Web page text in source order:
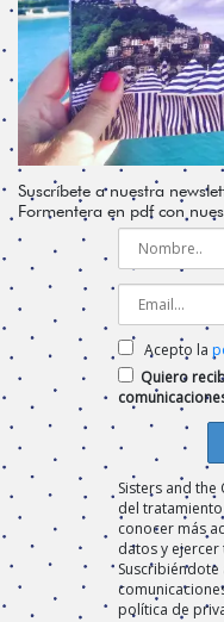
Suscríbete a nuestra
Formentera en pdf con
Acepto la
Quiero
Sisters and
del
conocer más
datos y
Suscribiéndote
política de